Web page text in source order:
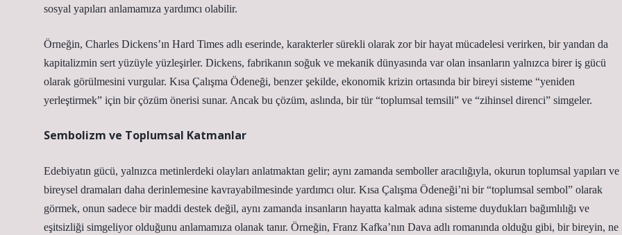
sosyal yapıları anlamamıza yardımcı olabilir.
Örneğin, Charles Dickens’ın Hard Times adlı eserinde, karakterler sürekli olarak zor bir hayat mücadelesi verirken, bir yandan da
kapitalizmin sert yüzüyle yüzleşirler. Dickens, fabrikanın soğuk ve mekanik dünyasında var olan insanların yalnızca birer iş gücü
olarak görülmesini vurgular. Kısa Çalışma Ödeneği, benzer şekilde, ekonomik krizin ortasında bir bireyi sisteme “yeniden
yerleştirmek” için bir çözüm önerisi sunar. Ancak bu çözüm, aslında, bir tür “toplumsal temsili” ve “zihinsel direnci” simgeler.
Sembolizm ve Toplumsal Katmanlar
Edebiyatın gücü, yalnızca metinlerdeki olayları anlatmaktan gelir; aynı zamanda semboller aracılığıyla, okurun toplumsal yapıları ve
bireysel dramaları daha derinlemesine kavrayabilmesinde yardımcı olur. Kısa Çalışma Ödeneği’ni bir “toplumsal sembol” olarak
görmek, onun sadece bir maddi destek değil, aynı zamanda insanların hayatta kalmak adına sisteme duydukları bağımlılığı ve
eşitsizliği simgeliyor olduğunu anlamamıza olanak tanır. Örneğin, Franz Kafka’nın Dava adlı romanında olduğu gibi, bir bireyin, ne